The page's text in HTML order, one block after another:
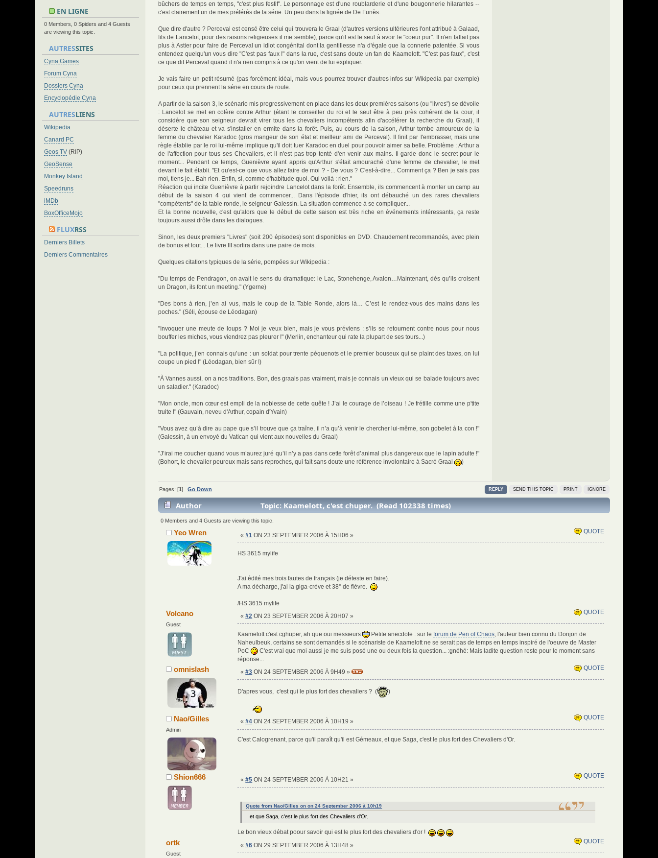
EN LIGNE
0 Members, 0 Spiders and 4 Guests
are viewing this topic.
AUTRESSITES
Cyna Games
Forum Cyna
Dossiers Cyna
Encyclopédie Cyna
AUTRESLIENS
Wikipedia
Canard PC
Geos TV (RIP)
GeoSense
Monkey Island
Speedruns
iMDb
BoxOfficeMojo
FLUXRSS
Derniers Billets
Derniers Commentaires
bûchers de temps en temps, "c'est plus festif". Le personnage est d'une roublarderie et d'une bougonnerie hilarantes --
c'est clairement un de mes préférés de la série. Un peu dans la lignée de De Funès.
Que dire d'autre ? Perceval est censé être celui qui trouvera le Graal (d'autres versions ultérieures l'ont attribué à Galaad,
fils de Lancelot, pour des raisons religieuses il me semble), parce qu'il est le seul à avoir le "coeur pur". Il n'en fallait pas
plus à Astier pour faire de Perceval un idiot congénital dont la gentillesse n'a d'égale que la connerie patentée. Si vous
entendez quelqu'un vous dire "C'est pas faux !" dans la rue, c'est sans doute un fan de Kaamelott. "C'est pas faux", c'est
ce que dit Perceval quand il n'a rien compris à ce qu'on vient de lui expliquer.
Je vais faire un petit résumé (pas forcément idéal, mais vous pourrez trouver d'autres infos sur Wikipedia par exemple)
pour ceux qui prennent la série en cours de route.
A partir de la saison 3, le scénario mis progressivement en place dans les deux premières saisons (ou "livres") se dévoile
: Lancelot se met en colère contre Arthur (étant le conseiller du roi et le seul être à peu près cohérent de la cour, il
considère que son seigneur devrait virer tous les chevaliers incompétents afin d'accélérer la recherche du Graal), il
déserte le château et va s'installer en ermite dans la forêt. Puis, au cours de la saison, Arthur tombe amoureux de la
femme du chevalier Karadoc (gros mangeur de son état et meilleur ami de Perceval). Il finit par l'embrasser, mais une
règle établie par le roi lui-même implique qu'il doit tuer Karadoc en duel pour pouvoir aimer sa belle. Problème : Arthur a
de l'affection pour tous ses Chevaliers, et il n'est pas trop tenté d'en venir aux mains. Il garde donc le secret pour le
moment... Pendant ce temps, Guenièvre ayant appris qu'Arthur s'était amouraché d'une femme de chevalier, le met
devant le fait établi. "Et qu'est-ce que vous allez faire de moi ? - De vous ? C'est-à-dire... Comment ça ? Ben je sais pas
moi, tiens je... Bah rien. Enfin, si, comme d'habitude quoi. Oui voilà : rien."
Réaction qui incite Guenièvre à partir rejoindre Lancelot dans la forêt. Ensemble, ils commencent à monter un camp au
début de la saison 4 qui vient de commencer... Dans l'épisode d'hier, ils ont débauché un des rares chevaliers
"compétents" de la table ronde, le seigneur Galessin. La situation commence à se compliquer...
Et la bonne nouvelle, c'est qu'alors que le début de cette saison est très riche en événements intéressants, ça reste
toujours aussi drôle dans les dialogues.
Sinon, les deux premiers "Livres" (soit 200 épisodes) sont disponibles en DVD. Chaudement recommandés, avec plein
de bonus et tout... Le livre III sortira dans une paire de mois.
Quelques citations typiques de la série, pompées sur Wikipedia :
"Du temps de Pendragon, on avait le sens du dramatique: le Lac, Stonehenge, Avalon…Maintenant, dès qu’ils croisent
un Dragon, ils font un meeting." (Ygerne)
"Des bons à rien, j’en ai vus, mais le coup de la Table Ronde, alors là… C’est le rendez-vous des mains dans les
poches." (Séli, épouse de Léodagan)
"Invoquer une meute de loups ? Moi je veux bien, mais je vous préviens : s’ils se retournent contre nous pour nous
bouffer les miches, vous viendrez pas pleurer !" (Merlin, enchanteur qui rate la plupart de ses tours...)
"La politique, j’en connais qu’une : un soldat pour trente péquenots et le premier bouseux qui se plaint des taxes, on lui
coupe un pied !" (Léodagan, bien sûr !)
"À Vannes aussi, on a nos traditions. Bon, des graals pas vraiment, mais je connais un vieux qui se balade toujours avec
un saladier." (Karadoc)
"Mon oncle, mon cœur est empli de la noblesse de cette quête ! J’ai le courage de l’oiseau ! Je frétille comme une p'tite
truite !" (Gauvain, neveu d'Arthur, copain d'Yvain)
"Vous avez qu’à dire au pape que s’il trouve que ça traîne, il n’a qu’à venir le chercher lui-même, son gobelet à la con !"
(Galessin, à un envoyé du Vatican qui vient aux nouvelles du Graal)
"J’irai me coucher quand vous m’aurez juré qu’il n’y a pas dans cette forêt d’animal plus dangereux que le lapin adulte !"
(Bohort, le chevalier peureux mais sans reproches, qui fait sans doute une référence involontaire à Sacré Graal
)
REPLY SEND THIS TOPIC PRINT IGNORE
Pages: [1]Go Down
Author Topic: Kaamelott, c'est chuper. (Read 102338 times)
0 Members and 4 Guests are viewing this topic.
Yeo Wren «#1 ON 23 SEPTEMBER 2006 À 15H06 »
QUOTE
HS 3615 mylife
J'ai édité mes trois fautes de français (je déteste en faire).
A ma décharge, j'ai la giga-crève et 38° de fièvre.
/HS 3615 mylife
Volcano
Guest
«#2 ON 23 SEPTEMBER 2006 À 20H07 »
QUOTE
Kaamelott c'est cghuper, ah que oui messieurs Petite anecdote : sur leforum de Pen of Chaos , l'auteur bien connu du Donjon de
Naheulbeuk, certains se sont demandés si le scénariste de Kaamelott ne se serait pas de temps en temps inspiré de l'oeuvre de Master
PoC
C'est vrai que moi aussi je me suis posé une ou deux fois la question... :gnéhé: Mais ladite question reste pour le moment sans
réponse...
omnislash «#3 ON 24 SEPTEMBER 2006 À 9H49 »
QUOTE
D'apres vous, c'est qui le plus fort des chevaliers ? ( )
Nao/Gilles
Admin
«#4 ON 24 SEPTEMBER 2006 À 10H19 »
QUOTE
C'est Calogrenant, parce qu'il paraît qu'il est Gémeaux, et que Saga, c'est le plus fort des Chevaliers d'Or.
Shion666 «#5 ON 24 SEPTEMBER 2006 À 10H21 »
QUOTE
Quote from Nao/Gilles on on 24 September 2006 à 10h19
et que Saga, c'est le plus fort des Chevaliers d'Or.
Le bon vieux débat poour savoir qui est le plus fort des chevaliers d'or !
ortk
Guest
«#6 ON 29 SEPTEMBER 2006 À 13H48 »
QUOTE